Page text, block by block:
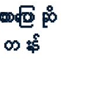
ြောဆို
န်း